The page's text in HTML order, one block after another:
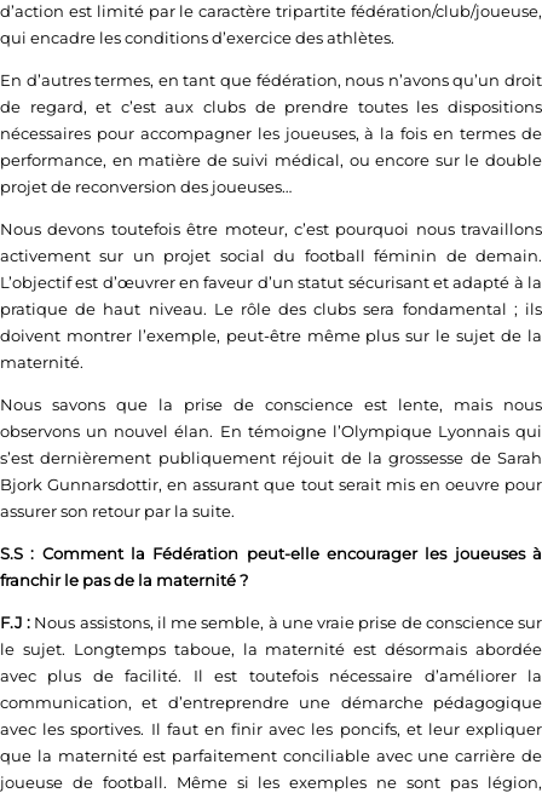
d’action est limité par le caractère tripartite fédération/club/joueuse,
qui encadre les conditions d’exercice des athlètes.
En d’autres termes, en tant que fédération, nous n’avons qu’un droit
de regard, et c’est aux clubs de prendre toutes les dispositions
nécessaires pour accompagner les joueuses, à la fois en termes de
performance, en matière de suivi médical, ou encore sur le double
projet de reconversion des joueuses…
Nous devons toutefois être moteur, c’est pourquoi nous travaillons
activement sur un projet social du football féminin de demain.
L’objectif est d’œuvrer en faveur d’un statut sécurisant et adapté à la
pratique de haut niveau. Le rôle des clubs sera fondamental ; ils
doivent montrer l’exemple, peut-être même plus sur le sujet de la
maternité.
Nous savons que la prise de conscience est lente, mais nous
observons un nouvel élan. En témoigne l’Olympique Lyonnais qui
s’est dernièrement publiquement réjouit de la grossesse de Sarah
Bjork Gunnarsdottir, en assurant que tout serait mis en oeuvre pour
assurer son retour par la suite.
S.S : Comment la Fédération peut-elle encourager les joueuses à
franchir le pas de la maternité ?
F.J : Nous assistons, il me semble, à une vraie prise de conscience sur
le sujet. Longtemps taboue, la maternité est désormais abordée
avec plus de facilité. Il est toutefois nécessaire d’améliorer la
communication, et d’entreprendre une démarche pédagogique
avec les sportives. Il faut en finir avec les poncifs, et leur expliquer
que la maternité est parfaitement conciliable avec une carrière de
joueuse de football. Même si les exemples ne sont pas légion,